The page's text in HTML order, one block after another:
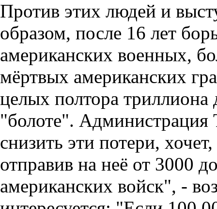
Против этих людей и
образом, после 16 лет
американских военных,
мёртвых американских
целых полтора
"болоте". Администрация
снизить эти потери,
отправив на неё от 3000
американских войск", -